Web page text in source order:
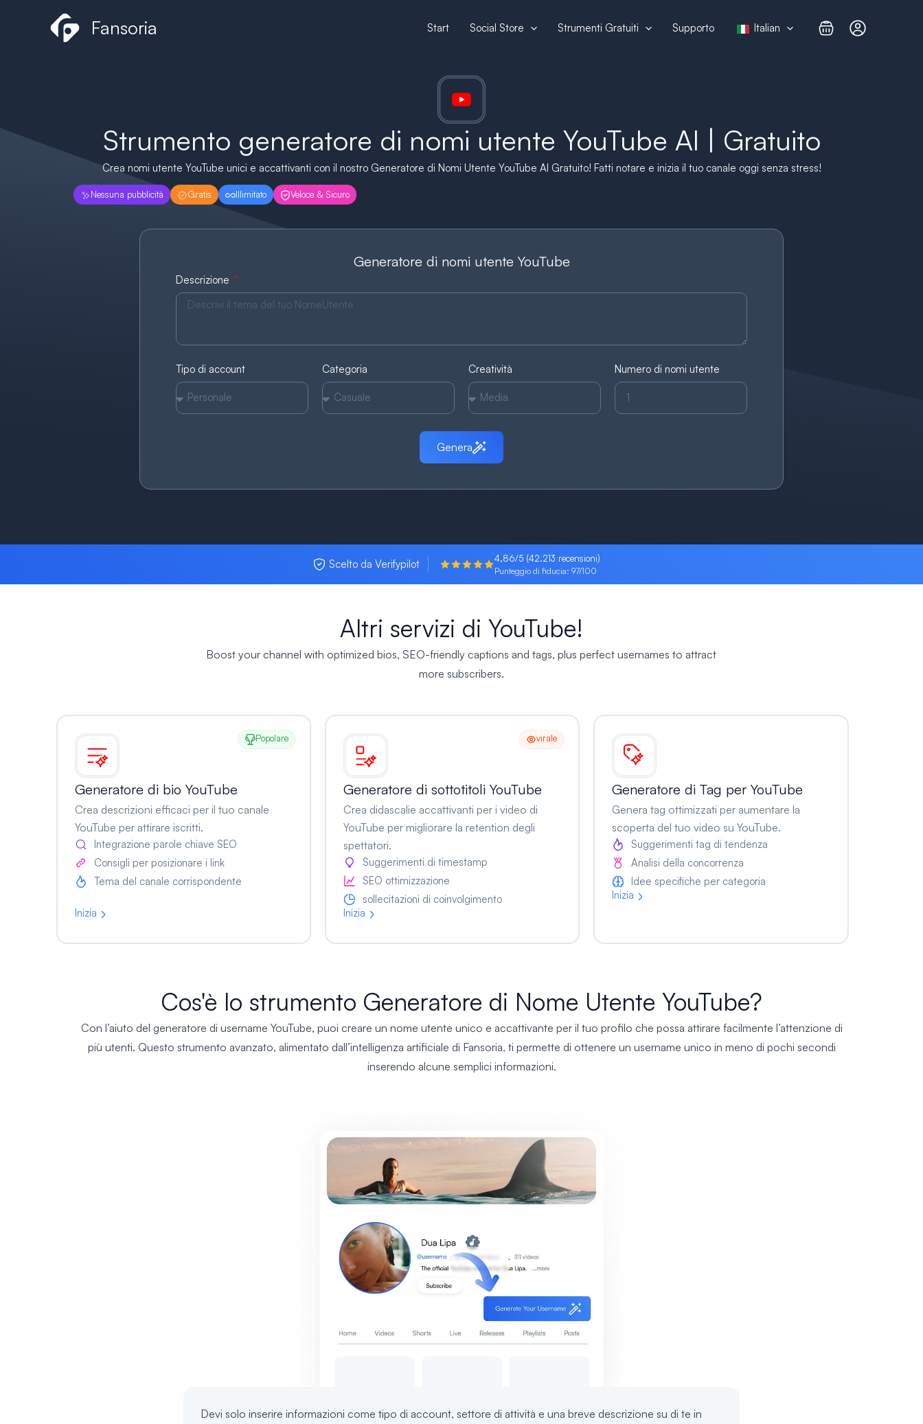
Fansoria Start Social Store Strumenti Gratuiti Supporto Italian
Strumento generatore di nomi utente YouTube AI | Gratuito
Crea nomi utente YouTube unici e accattivanti con il nostro Generatore di Nomi Utente YouTube AI Gratuito! Fatti notare e inizia il tuo canale oggi senza stress!
Nessuna pubblicità Gratis Illimitato Veloce & Sicuro
Generatore di nomi utente YouTube
Descrizione
Tipo di account Categoria Creatività Numero di nomi utente
Genera
Scelto da Verifypilot 4,86/5 (42.213 recensioni)
Punteggio di fiducia: 97/100
Altri servizi di YouTube!
Boost your channel with optimized bios, SEO-friendly captions and tags, plus perfect usernames to attract
more subscribers.
Generatore di bio YouTube
Crea descrizioni efficaci per il tuo canale
YouTube per attirare iscritti.
Integrazione parole chiave SEO
Consigli per posizionare i link
Tema del canale corrispondente
Inizia
Popolare
Generatore di sottotitoli YouTube
Crea didascalie accattivanti per i video di
YouTube per migliorare la retention degli
spettatori.
Suggerimenti di timestamp
SEO ottimizzazione
sollecitazioni di coinvolgimento
Inizia
virale
Generatore di Tag per YouTube
Genera tag ottimizzati per aumentare la
scoperta del tuo video su YouTube.
Suggerimenti tag di tendenza
Analisi della concorrenza
Idee specifiche per categoria
Inizia
Cos'è lo strumento Generatore di Nome Utente YouTube?
Con l’aiuto del generatore di username YouTube, puoi creare un nome utente unico e accattivante per il tuo profilo che possa attirare facilmente l’attenzione di
più utenti. Questo strumento avanzato, alimentato dall’intelligenza artificiale di Fansoria, ti permette di ottenere un username unico in meno di pochi secondi
inserendo alcune semplici informazioni.
Devi solo inserire informazioni come tipo di account, settore di attività e una breve descrizione su di te in